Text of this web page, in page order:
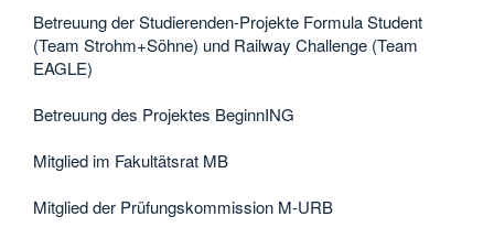
Betreuung der Studierenden-Projekte Formula Student
(Team Strohm+Söhne) und Railway Challenge (Team
EAGLE)
Betreuung des Projektes BeginnING
Mitglied im Fakultätsrat MB
Mitglied der Prüfungskommission M-URB